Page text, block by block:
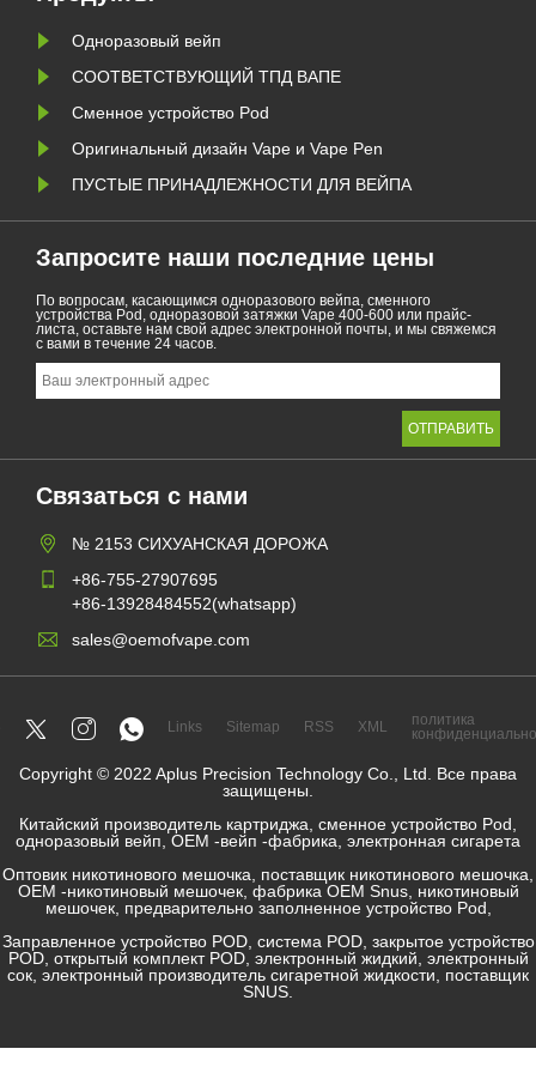
Одноразовый вейп
СООТВЕТСТВУЮЩИЙ ТПД ВАПЕ
Сменное устройство Pod
Оригинальный дизайн Vape и Vape Pen
ПУСТЫЕ ПРИНАДЛЕЖНОСТИ ДЛЯ ВЕЙПА
Запросите наши последние цены
По вопросам, касающимся одноразового вейпа, сменного
устройства Pod, одноразовой затяжки Vape 400-600 или прайс-
листа, оставьте нам свой адрес электронной почты, и мы свяжемся
с вами в течение 24 часов.
Связаться с нами
№ 2153 СИХУАНСКАЯ ДОРОЖА
+86-755-27907695
+86-13928484552(whatsapp)
sales@oemofvape.com
Links Sitemap RSS XML
политика
Copyright © 2022 Aplus Precision Technology Co., Ltd. Все права
защищены.
Китайский производитель картриджа, сменное устройство Pod,
одноразовый вейп, OEM -вейп -фабрика, электронная сигарета
Оптовик никотинового мешочка, поставщик никотинового мешочка,
OEM -никотиновый мешочек, фабрика OEM Snus, никотиновый
мешочек, предварительно заполненное устройство Pod,
Заправленное устройство POD, система POD, закрытое устройство
POD, открытый комплект POD, электронный жидкий, электронный
сок, электронный производитель сигаретной жидкости, поставщик
SNUS.